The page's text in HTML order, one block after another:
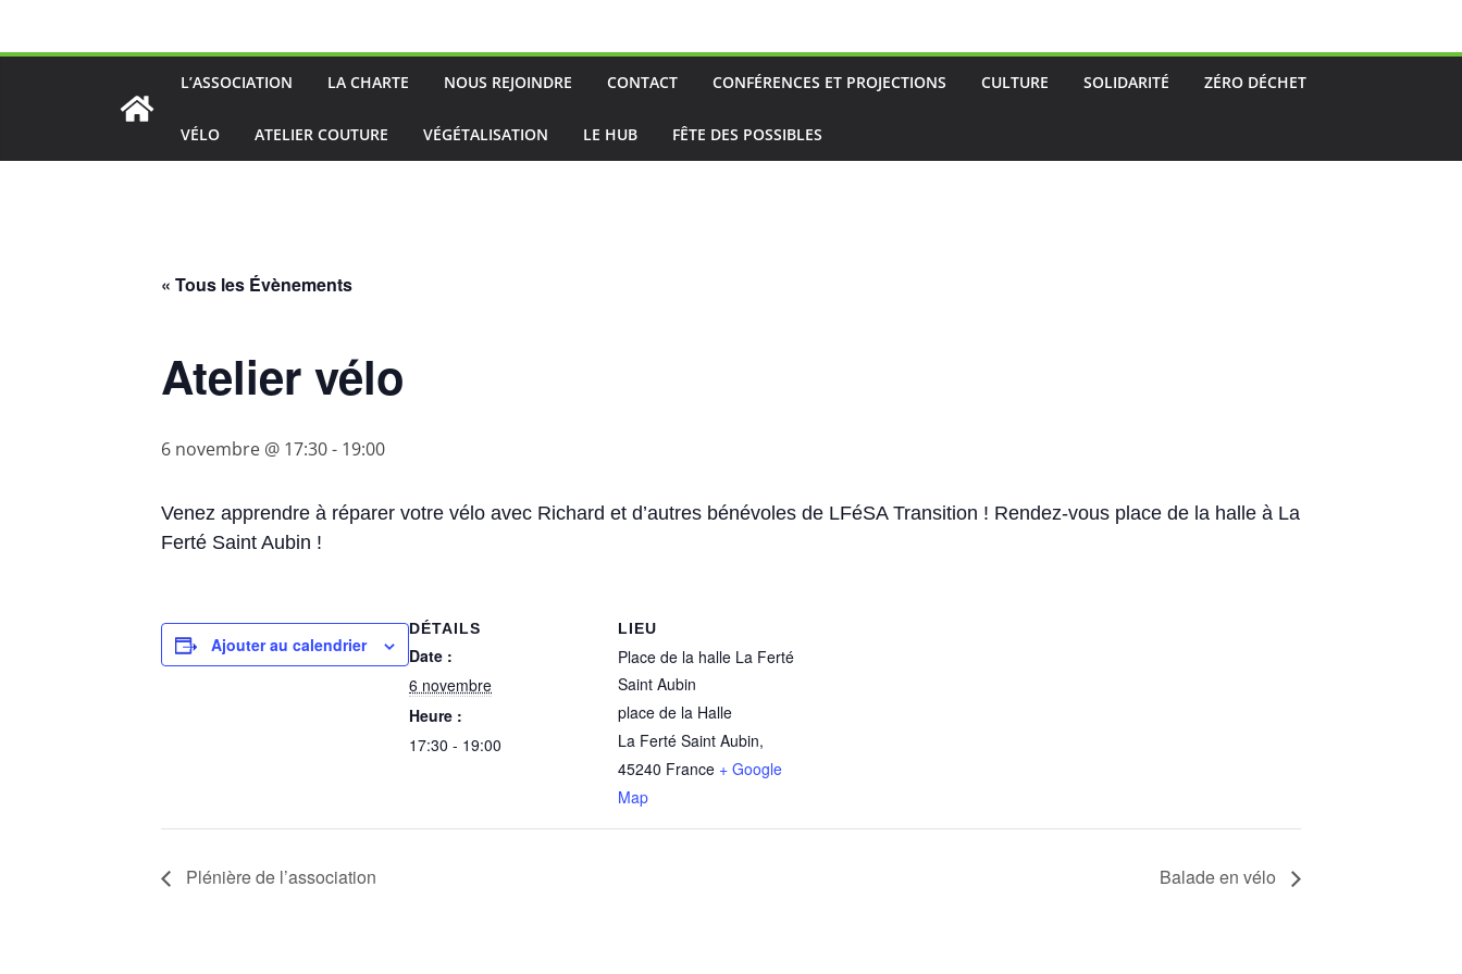
L’ASSOCIATION LA CHARTE NOUS REJOINDRE CONTACT CONFÉRENCES ET PROJECTIONS CULTURE SOLIDARITÉ ZÉRO DÉCHET
VÉLO ATELIER COUTURE VÉGÉTALISATION LE HUB FÊTE DES POSSIBLES
« Tous les Évènements
Atelier vélo
6 novembre @ 17:30- 19:00
Venez apprendre à réparer votre vélo avec Richard et d’autres bénévoles de LFéSA Transition ! Rendez-vous place de la halle à La
Ferté Saint Aubin !
Ajouter au calendrier
DÉTAILS
Date :
6 novembre
Heure :
17:30 - 19:00
LIEU
Place de la halle La Ferté
Saint Aubin
place de la Halle
La Ferté Saint Aubin,
45240 France + Google
Map
Plénière de l’association Balade en vélo